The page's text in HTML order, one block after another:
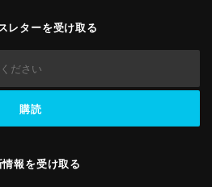
レターを受け取る
情報を受け取る